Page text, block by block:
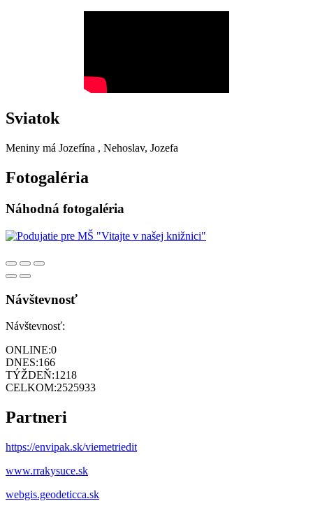
Sviatok
Meniny má Jozefína , Nehoslav, Jozefa
Fotogaléria
Náhodná fotogaléria
Návštevnosť
Návštevnosť:
ONLINE:0
DNES:166
TÝŽDEŇ:1218
CELKOM:2525933
Partneri
https://envipak.sk/viemetriedit
www.rrakysuce.sk
webgis.geodeticca.sk